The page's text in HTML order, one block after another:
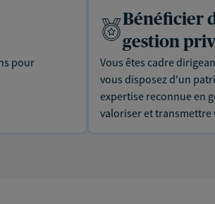
pour
Bénéficier
gestion
Vous êtes cadre
vous disposez d'un
expertise reconnue en
valoriser et